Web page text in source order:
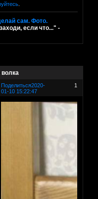
.
сам. Фото.
если что..." -
Поделиться 1
2020-
01-10 15:22:47